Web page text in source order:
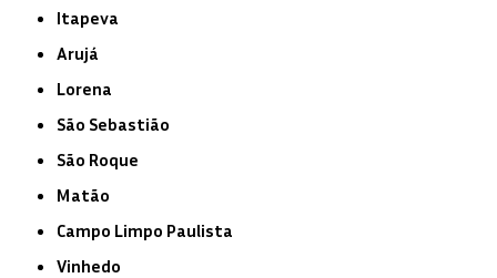
Itapeva
Arujá
Lorena
São Sebastião
São Roque
Matão
Campo Limpo Paulista
Vinhedo